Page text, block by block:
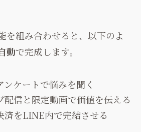
を組み合わせると、以下のよ
動で完成します。
ンケートで悩みを聞く
配信と限定動画で価値を伝える
済をLINE内で完結させる